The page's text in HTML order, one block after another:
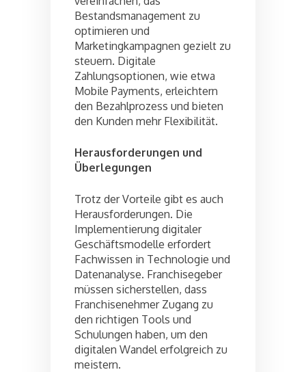
Bestandsmanagement zu
optimieren und
Marketingkampagnen gezielt zu
steuern. Digitale
Zahlungsoptionen, wie etwa
Mobile Payments, erleichtern
den Bezahlprozess und bieten
den Kunden mehr Flexibilität.
Herausforderungen und
Überlegungen
Trotz der Vorteile gibt es auch
Herausforderungen. Die
Implementierung digitaler
Geschäftsmodelle erfordert
Fachwissen in Technologie und
Datenanalyse. Franchisegeber
müssen sicherstellen, dass
Franchisenehmer Zugang zu
den richtigen Tools und
Schulungen haben, um den
digitalen Wandel erfolgreich zu
meistern.